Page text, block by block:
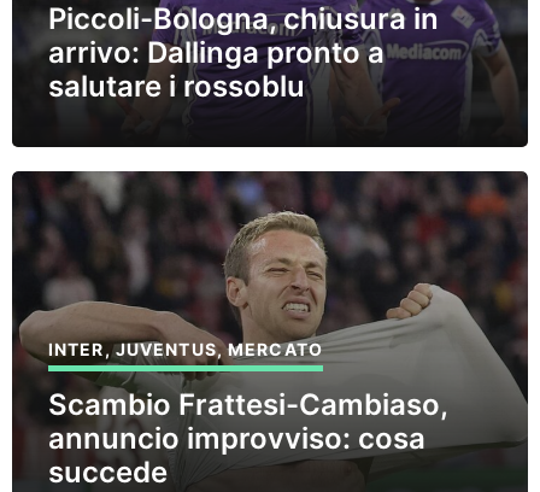
Piccoli-Bologna, chiusura in
arrivo: Dallinga pronto a
salutare i rossoblu
INTER,JUVENTUS,MERCATO
Scambio Frattesi-Cambiaso,
annuncio improvviso: cosa
succede